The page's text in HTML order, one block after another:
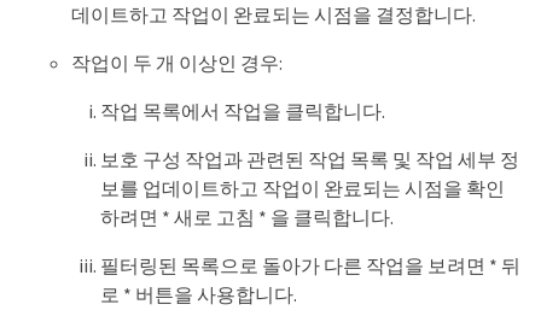
데이트하고 작업이 완료되는 시점을 결정합니다.
작업이 두 개 이상인 경우:
작업 목록에서 작업을 클릭합니다.
보호 구성 작업과 관련된 작업 목록 및 작업 세부 정
보를 업데이트하고 작업이 완료되는 시점을 확인
하려면 * 새로 고침 * 을 클릭합니다.
필터링된 목록으로 돌아가 다른 작업을 보려면 * 뒤
로 * 버튼을 사용합니다.